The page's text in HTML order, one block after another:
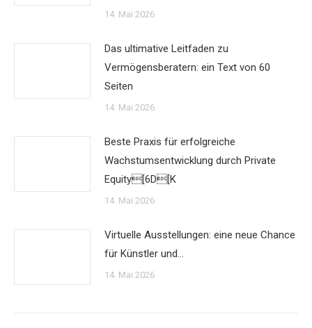
14. Mai 2026
Das ultimative Leitfaden zu
Vermögensberatern: ein Text von 60
Seiten
14. Mai 2026
Beste Praxis für erfolgreiche
Wachstumsentwicklung durch Private
Equity[6D[K
14. Mai 2026
Virtuelle Ausstellungen: eine neue Chance
für Künstler und…
14. Mai 2026